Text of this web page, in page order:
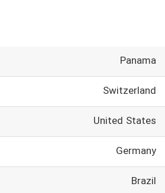
Panama
Switzerland
United States
Germany
Brazil